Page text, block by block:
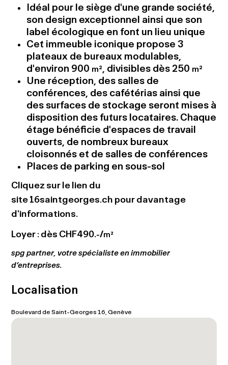
Idéal pour le siège d'une grande société,
son design exceptionnel ainsi que son
label écologique en font un lieu unique
Cet immeuble iconique propose 3
plateaux de bureaux modulables,
d'environ 900 m² , divisibles dès 250 m²
Une réception, des salles de
conférences, des cafétérias ainsi que
des surfaces de stockage seront mises à
disposition des futurs locataires. Chaque
étage bénéficie d'espaces de travail
ouverts, de nombreux bureaux
cloisonnés et de salles de conférences
Places de parking en sous-sol
Cliquez sur le lien du
site16saintgeorges.ch pour davantage
d'informations.
Loyer : dès CHF490.-/m²
spg partner, votre spécialiste en immobilier
d’entreprises.
Localisation
Boulevard de Saint-Georges 16, Genève